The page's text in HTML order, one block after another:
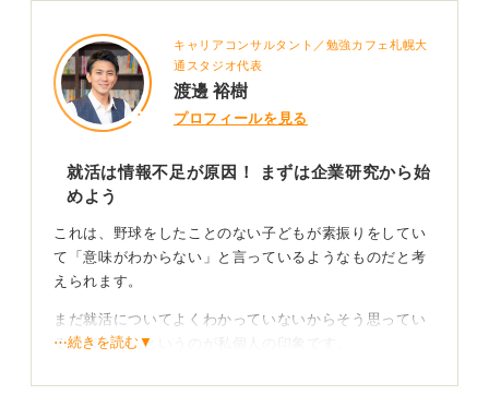
キャリアコンサルタント／勉強カフェ札幌大
通スタジオ代表
渡邊 裕樹
プロフィールを見る
就活は情報不足が原因！ まずは企業研究から始
めよう
これは、野球をしたことのない子どもが素振りをしてい
て「意味がわからない」と言っているようなものだと考
えられます。
まだ就活についてよくわかっていないからそう思ってい
るのだろう、というのが私個人の印象です。
⋯続きを読む▼